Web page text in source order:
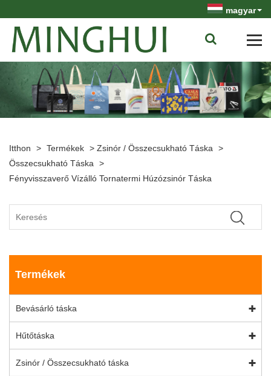
magyar
Itthon > Termékek > Zsinór / Összecsukható Táska >
Összecsukható Táska >
Fényvisszaverő Vízálló Tornatermi Húzózsinór Táska
Termékek
Bevásárló táska
Hűtőtáska
Zsinór / Összecsukható táska